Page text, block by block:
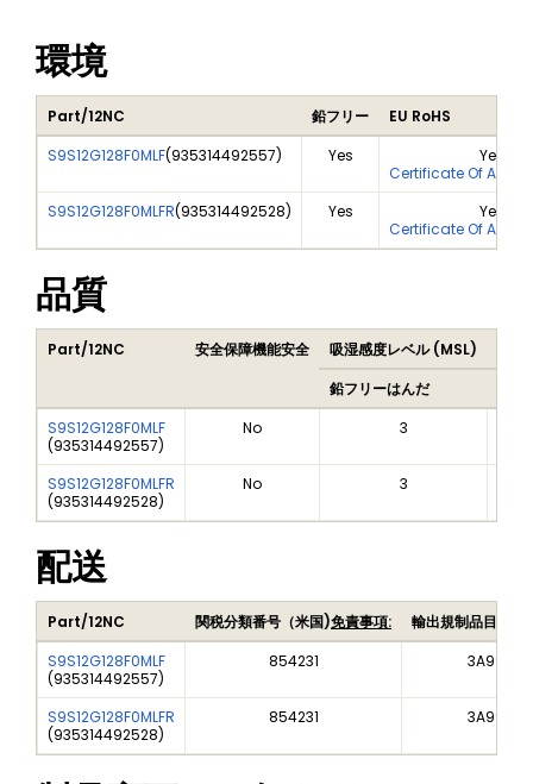
環境
Part/12NC 鉛フリー
EU RoHS
S9S12G128F0MLF(935314492557) Yes
Yes
Certificate Of
S9S12G128F0MLFR(935314492528) Yes
Yes
Certificate Of
品質
Part/12NC 安全保障機能安全 吸湿感度レベル (MSL)
鉛フリーはんだ
S9S12G128F0MLF
(935314492557)
No 3
S9S12G128F0MLFR
(935314492528)
No 3
配送
Part/12NC 関税分類番号（米国)免責事項:
輸出規制品目番号
S9S12G128F0MLF
(935314492557)
854231 3A991A2
S9S12G128F0MLFR
(935314492528)
854231 3A991A2